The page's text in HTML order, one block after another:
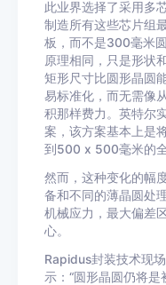
此业界选择了采用多
制造所有这些芯片组
板，而不是300毫米
原理相同，只是形状
矩形尺寸比圆形晶圆
易标准化，而无需像
积那样费力。英特尔
案，该方案基本上是
到500 x 500毫米的全
然而，这种变化的幅
备和不同的薄晶圆处
机械应力，最大偏差
心。
Rapidus封装技术现
示：“圆形晶圆仍将